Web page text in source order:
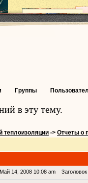
Группы
в эту тему.
теплоизоляции -> Отчеты о
14, 2008 10:08 am